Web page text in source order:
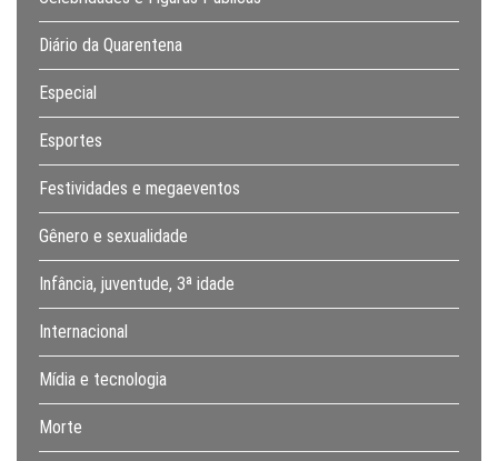
Diário da Quarentena
Especial
Esportes
Festividades e megaeventos
Gênero e sexualidade
Infância, juventude, 3ª idade
Internacional
Mídia e tecnologia
Morte